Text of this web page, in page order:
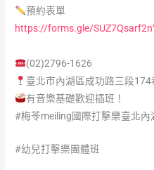
預約表單
https://forms.gle/
(02)2796-1626
臺北市內湖區成功路三段174
有音樂基礎歡迎插班！
#梅苓meiling國際打擊樂臺北內
#幼兒打擊樂團體班